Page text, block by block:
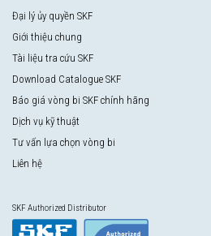
Đại lý ủy quyền SKF
Giới thiệu chung
Tài liệu tra cứu SKF
Download Catalogue SKF
Báo giá vòng bi SKF chính hãng
Dịch vụ kỹ thuật
Tư vấn lựa chọn vòng bi
Liên hệ
SKF Authorized Distributor